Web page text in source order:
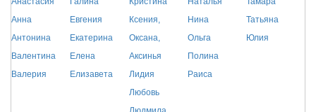
Анна
Антонина
Валентина
Валерия
Евгения
Екатерина
Елена
Елизавета
Ксения,
Оксана,
Аксинья
Лидия
Любовь
Нина
Ольга
Полина
Раиса
Татьяна
Юлия